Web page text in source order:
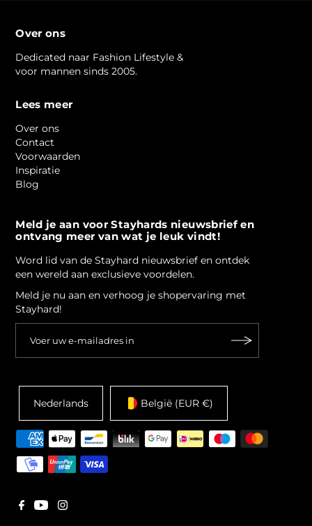
Over ons
Dedicated naar Fashion Lifestyle &
voor mannen sinds 2005.
Lees meer
Over ons
Contact
Voorwaarden
Inspiratie
Blog
Meld je aan voor Stayhards nieuwsbrief en
ontvang meer van wat je leuk vindt!
Word lid van de Stayhard nieuwsbrief en ontdek
een wereld aan exclusieve voordelen.
Meld je nu aan en verhoog je shopervaring met
Stayhard!
Nederlands België (EUR €)